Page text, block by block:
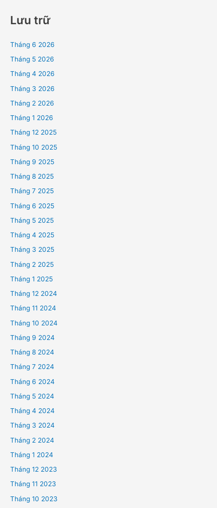
Lưu trữ
Tháng 6 2026
Tháng 5 2026
Tháng 4 2026
Tháng 3 2026
Tháng 2 2026
Tháng 1 2026
Tháng 12 2025
Tháng 10 2025
Tháng 9 2025
Tháng 8 2025
Tháng 7 2025
Tháng 6 2025
Tháng 5 2025
Tháng 4 2025
Tháng 3 2025
Tháng 2 2025
Tháng 1 2025
Tháng 12 2024
Tháng 11 2024
Tháng 10 2024
Tháng 9 2024
Tháng 8 2024
Tháng 7 2024
Tháng 6 2024
Tháng 5 2024
Tháng 4 2024
Tháng 3 2024
Tháng 2 2024
Tháng 1 2024
Tháng 12 2023
Tháng 11 2023
Tháng 10 2023